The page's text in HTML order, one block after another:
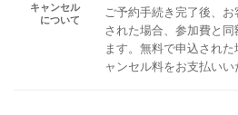
キャンセル
について
ご予約手続き完了後、
された場合、参加費と
ます。無料で申込され
ャンセル料をお支払いい